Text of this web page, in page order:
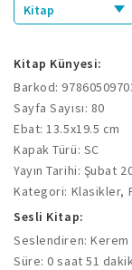
Kitap
Kitap Künyesi:
Barkod:
Sayfa Sayısı: 80
Ebat: 13.5x19.5 cm
Kapak Türü: SC
Yayın Tarihi: Şubat
Kategori: Klasikler,
Sesli Kitap:
Seslendiren: Kerem
Süre: 0 saat 51